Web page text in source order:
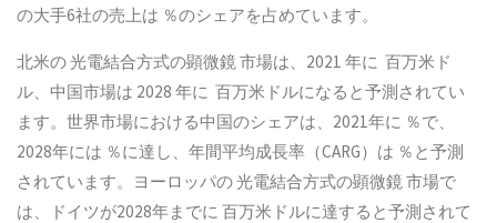
の大手6社の売上は ％のシェアを占めています。
北米の 光電結合方式の顕微鏡 市場は、2021 年に 百万米ド
ル、中国市場は 2028 年に 百万米ドルになると予測されてい
ます。世界市場における中国のシェアは、2021年に ％で、
2028年には ％に達し、年間平均成長率（CARG）は ％と予測
されています。ヨーロッパの 光電結合方式の顕微鏡 市場で
は、ドイツが2028年までに 百万米ドルに達すると予測されて